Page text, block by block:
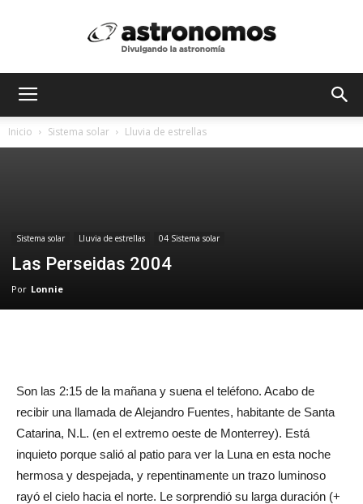
Inicio Sistema solar Lluvia de estrellas
Sistema solar Lluvia de estrellas 04 Sistema solar
Las Perseidas 2004
Por Lonnie
Son las 2:15 de la mañana y suena el teléfono. Acabo de
recibir una llamada de Alejandro Fuentes, habitante de Santa
Catarina, N.L. (en el extremo oeste de Monterrey). Está
inquieto porque salió al patio para ver la Luna en esta noche
hermosa y despejada, y repentinamente un trazo luminoso
rayó el cielo hacia el norte. Le sorprendió su larga duración (+